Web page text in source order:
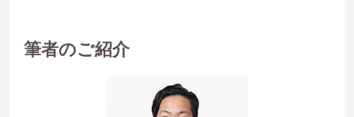
筆者のご紹介